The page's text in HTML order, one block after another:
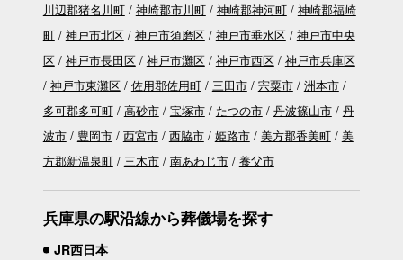
川辺郡猪名川町
神崎郡市川町 神崎郡神河町
神崎郡福崎
町
神戸市北区 神戸市須磨区 神戸市垂水区
神戸市中央
区
神戸市長田区 神戸市灘区 神戸市西区
神戸市兵庫区
神戸市東灘区
佐用郡佐用町 三田市 宍粟市
洲本市
多可郡多可町
高砂市 宝塚市 たつの市 丹波篠山市
丹
波市
豊岡市 西宮市 西脇市 姫路市 美方郡香美町
美
方郡新温泉町
三木市 南あわじ市 養父市
兵庫県の駅沿線から葬儀場を探す
JR西日本